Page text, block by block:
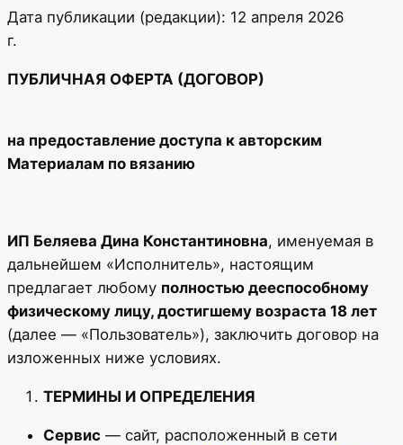
Дата публикации (редакции): 12 апреля 2026
г.
ПУБЛИЧНАЯ ОФЕРТА (ДОГОВОР)
на предоставление доступа к авторским
Материалам по вязанию
ИП Беляева Дина Константиновна, именуемая в
дальнейшем «Исполнитель», настоящим
предлагает любому полностью дееспособному
физическому лицу, достигшему возраста 18 лет
(далее — «Пользователь»), заключить договор на
изложенных ниже условиях.
ТЕРМИНЫ И ОПРЕДЕЛЕНИЯ
Сервис — сайт, расположенный в сети